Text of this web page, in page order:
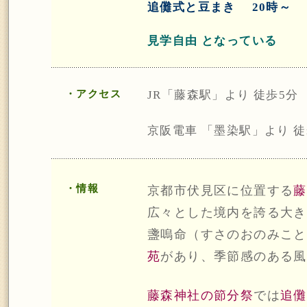
追儺式と豆まき 20時～
見学自由 となっている
・アクセス JR「藤森駅」より 徒歩5分
京阪電車 「墨染駅」より
・情報 京都市伏見区に位置する
広々とした境内を誇る大
盞嗚命（すさのおのみこ
苑があり、季節感のある
藤森神社の節分祭では追